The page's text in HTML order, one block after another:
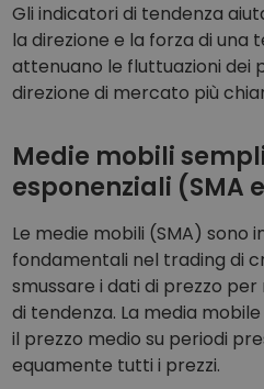
Gli indicatori di tendenza
la direzione e la forza di una
attenuano le fluttuazioni dei
direzione di mercato più
Medie mobili
esponenziali (SMA
Le medie mobili (SMA) sono
fondamentali nel trading di
smussare i dati di prezzo
di tendenza. La media
il prezzo medio su periodi
equamente tutti i prezzi.